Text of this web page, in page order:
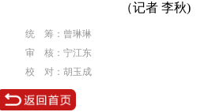
（记者 李秋)
统 筹：曾琳琳
审 核：宁江东
校 对：胡玉成